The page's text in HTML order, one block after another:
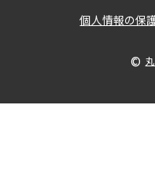
個人情報の保
©